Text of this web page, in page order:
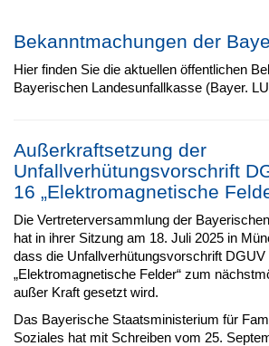
Bekanntmachungen der
Hier finden Sie die aktuellen öffentlichen
Bayerischen Landesunfallkasse (Bayer.
Außerkraftsetzung der
Unfallverhütungsvorschrift
16 „Elektromagnetische
Die Vertreterversammlung der
hat in ihrer Sitzung am 18. Juli 2025 in
dass die Unfallverhütungsvorschrift DGUV
„Elektromagnetische Felder“ zum
außer Kraft gesetzt wird.
Das Bayerische Staatsministerium für
Soziales hat mit Schreiben vom 25.